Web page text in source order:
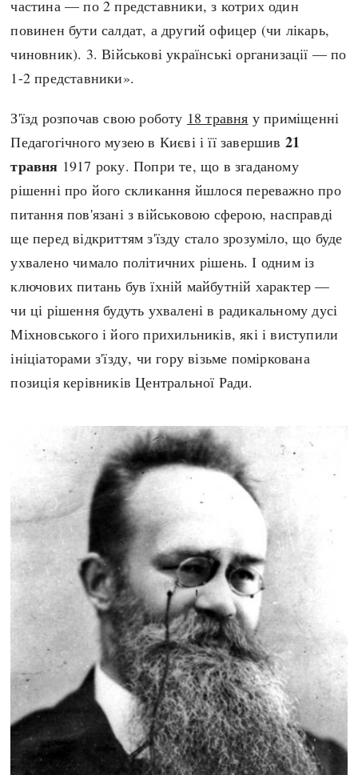
частина — по 2 представники, з котрих один
повинен бути салдат, а другий офицер (чи лікарь,
чиновник). 3. Військові українські организації — по
1-2 представники».
З'їзд розпочав свою роботу 18 травня у приміщенні
Педагогічного музею в Києві і її завершив 21
травня 1917 року. Попри те, що в згаданому
рішенні про його скликання йшлося переважно про
питання пов'язані з військовою сферою, насправді
ще перед відкриттям з'їзду стало зрозуміло, що буде
ухвалено чимало політичних рішень. І одним із
ключових питань був їхній майбутній характер —
чи ці рішення будуть ухвалені в радикальному дусі
Міхновського і його прихильників, які і виступили
ініціаторами з'їзду, чи гору візьме поміркована
позиція керівників Центральної Ради.